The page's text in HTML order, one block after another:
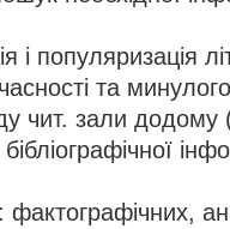
і популяризація
та
чит. зали додому
фактографічних,